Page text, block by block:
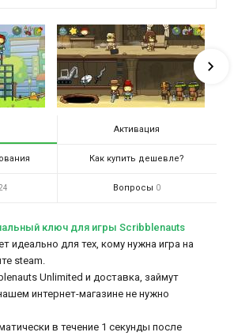
Активация
Как купить дешевле?
Вопросы 0
ключ для игры Scribblenauts
идеально для тех, кому нужна игра на
steam.
Unlimited и доставка, займут
интернет-магазине не нужно
в течение 1 секунды после